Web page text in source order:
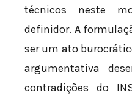
técnicos neste
definidor. A
ser um ato
argumentativa
contradições do